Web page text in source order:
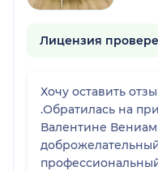
Лицензия
Хочу оставить
.Обратилась на прием по
Валентине